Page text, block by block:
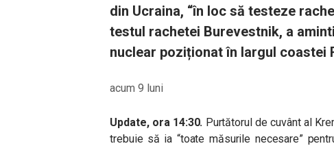
din Ucraina, “în loc să testeze
testul rachetei Burevestnik, a
nuclear poziționat în largul coastei
acum 9 luni
Update, ora 14:30. Purtătorul de cuvânt al
trebuie să ia “toate măsurile necesare”